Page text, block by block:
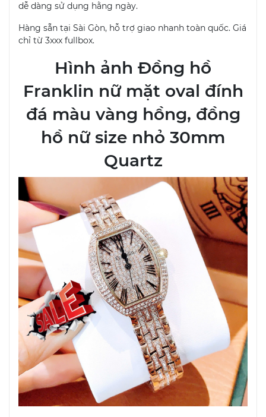
dễ dàng sử dụng hằng ngày.
Hàng sẵn tại Sài Gòn, hỗ trợ giao nhanh toàn quốc. Giá
chỉ từ 3xxx fullbox.
Hình ảnh Đồng hồ
Franklin nữ mặt oval đính
đá màu vàng hồng, đồng
hồ nữ size nhỏ 30mm
Quartz